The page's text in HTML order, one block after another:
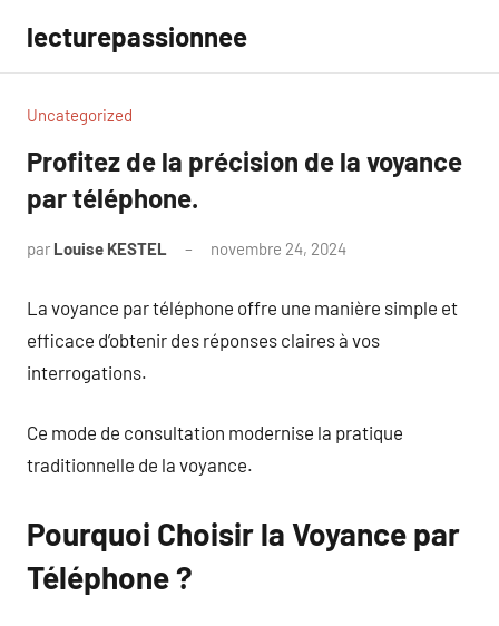
contenu
lecturepassionnee
Uncategorized
Profitez de la précision de la voyance
par téléphone.
par Louise KESTEL novembre 24, 2024
La voyance par téléphone offre une manière simple et
efficace d’obtenir des réponses claires à vos
interrogations.
Ce mode de consultation modernise la pratique
traditionnelle de la voyance.
Pourquoi Choisir la Voyance par
Téléphone ?